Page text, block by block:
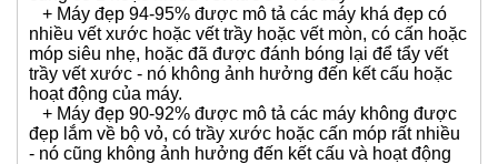
+ Máy đẹp 94-95% được mô tả các máy khá đẹp có
nhiều vết xước hoặc vết trầy hoặc vết mòn, có cấn hoặc
móp siêu nhẹ, hoặc đã được đánh bóng lại để tẩy vết
trầy vết xước - nó không ảnh hưởng đến kết cấu hoặc
hoạt động của máy.
+ Máy đẹp 90-92% được mô tả các máy không được
đẹp lắm về bộ vỏ, có trầy xước hoặc cấn móp rất nhiều
- nó cũng không ảnh hưởng đến kết cấu và hoạt động